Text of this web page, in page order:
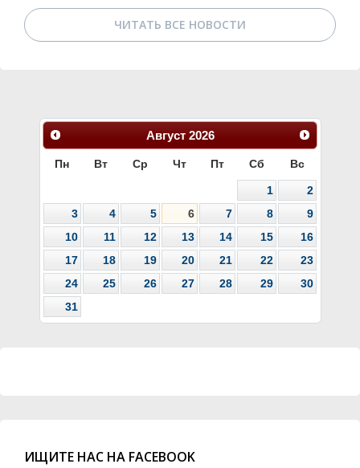
ЧИТАТЬ ВСЕ НОВОСТИ
Август 2026
Пн Вт Ср Чт Пт Сб Вс
1
2
3
4 5 6 7 8
9
10
11 12 13 14 15
16
17
18 19 20 21 22
23
24
25 26 27 28 29
30
31
ИЩИТЕ НАС НА FACEBOOK